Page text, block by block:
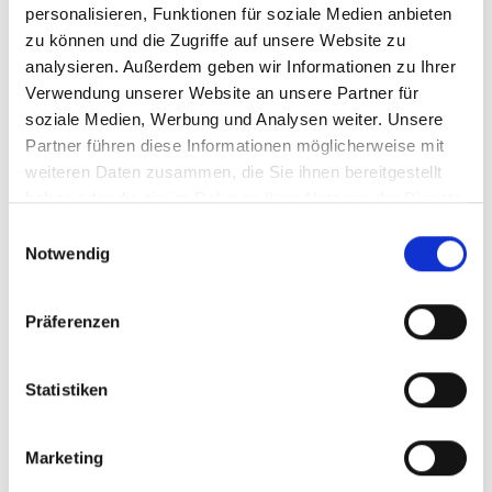
personalisieren, Funktionen für soziale Medien anbieten
zu können und die Zugriffe auf unsere Website zu
analysieren. Außerdem geben wir Informationen zu Ihrer
Verwendung unserer Website an unsere Partner für
soziale Medien, Werbung und Analysen weiter. Unsere
Partner führen diese Informationen möglicherweise mit
weiteren Daten zusammen, die Sie ihnen bereitgestellt
haben oder die sie im Rahmen Ihrer Nutzung der Dienste
Notwendig
Präferenzen
Statistiken
Marketing
Nutzen Sie die Vorteile von einem
Ampelschirm und einem
Mittelmastschirm in einem.